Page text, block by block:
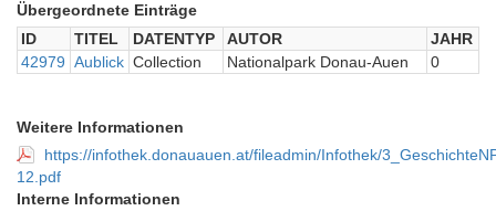
Übergeordnete Einträge
ID
TITEL DATENTYP AUTOR
JAHR
42979 Aublick Collection Nationalpark Donau-Auen 0
Weitere Informationen
https://infothek.donauauen.at/fileadmin/Infothek/
12.pdf
Interne Informationen